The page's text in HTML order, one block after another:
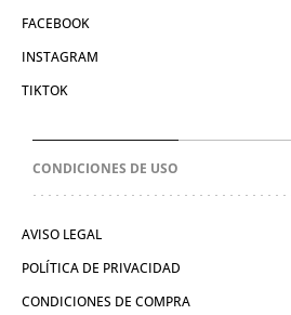
FACEBOOK
INSTAGRAM
TIKTOK
CONDICIONES DE USO
AVISO LEGAL
POLÍTICA DE PRIVACIDAD
CONDICIONES DE COMPRA